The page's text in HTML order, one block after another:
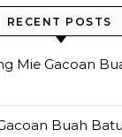
RECENT POSTS
Mie Gacoan
Buah
lainnya